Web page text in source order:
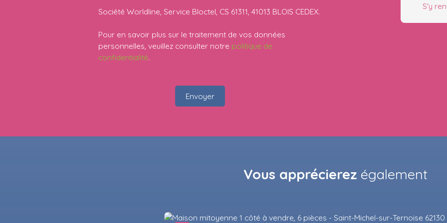
Société Worldline, Service Bloctel, CS 61311, 41013 BLOIS CEDEX.
Pour en savoir plus sur le traitement de vos données
personnelles, veuillez consulter notre politique de
confidentialité.
Envoyer
S'y
Vous apprécierez également